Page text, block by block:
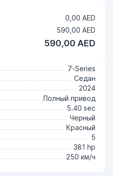
0,00 AED
590,00 AED
590,00 AED
7-Series
Седан
2024
Полный привод
5.40 sec
Черный
Красный
5
381 hp
250 км/ч